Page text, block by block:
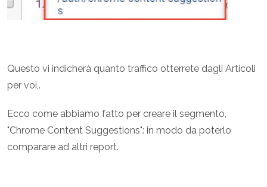
Questo vi indicherà quanto traffico otterrete dagli Articoli
per voi,.
Ecco come abbiamo fatto per creare il segmento,
"Chrome Content Suggestions": in modo da poterlo
comparare ad altri report.